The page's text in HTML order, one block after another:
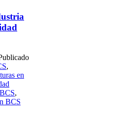
,
en
,
BCS